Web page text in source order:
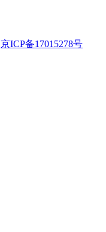
京ICP备17015278号